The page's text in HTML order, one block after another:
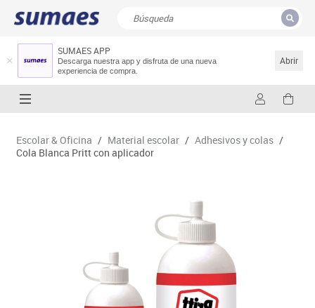
SUMAES APP
Descarga nuestra app y disfruta de una nueva
experiencia de compra.
Abrir
Resultados de la búsqueda
Escolar & Oficina / Material escolar / Adhesivos y colas /
Cola Blanca Pritt con aplicador